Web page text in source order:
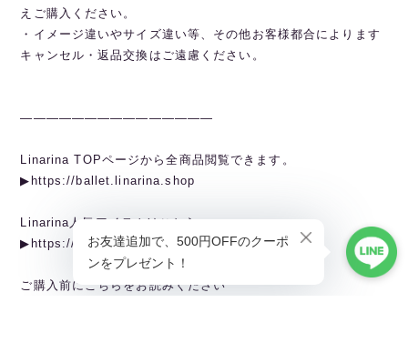
えご購入ください。
・イメージ違いやサイズ違い等、その他お客様都合によります
キャンセル・返品交換はご遠慮ください。
———————————————
Linarina TOPページから全商品閲覧できます。
▶︎https://ballet.linarina.shop
Linarina人気アイテムはこちら
▶︎https://ballet.linarina.shop/categories/5378221
ご購入前にこちらをお読みください